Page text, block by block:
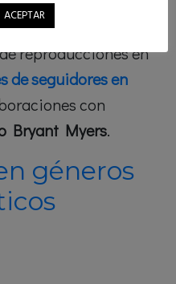
de todo el panorama,
reproducciones en
de seguidores en
con
Bryant Myers.
géneros
ACEPTAR